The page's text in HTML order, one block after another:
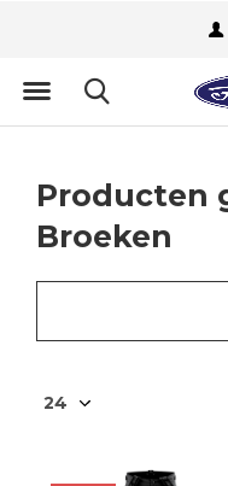
Producten
Broeken